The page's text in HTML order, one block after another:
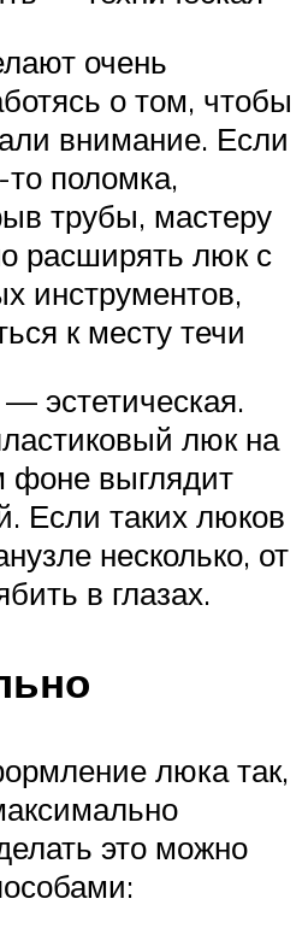
очень
о том, чтобы
внимание. Если
то поломка,
трубы, мастеру
расширять люк с
инструментов,
к месту течи
эстетическая.
люк на
выглядит
Если таких люков
несколько, от
в глазах.
люка так,
это можно